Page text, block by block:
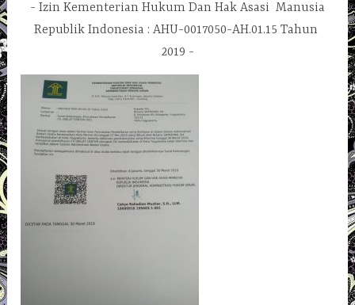
Izin Kementerian Hukum Dan Hak Asasi Manusia
Republik Indonesia : AHU-0017050-AH.01.15 Tahun
2019